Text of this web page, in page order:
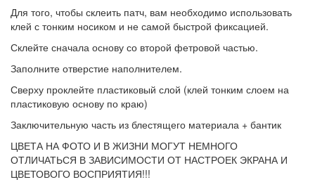
Для того, чтобы склеить патч, вам необходимо использовать
клей с тонким носиком и не самой быстрой фиксацией.
Склейте сначала основу со второй фетровой частью.
Заполните отверстие наполнителем.
Сверху проклейте пластиковый слой (клей тонким слоем на
пластиковую основу по краю)
Заключительную часть из блестящего материала + бантик
ЦВЕТА НА ФОТО И В ЖИЗНИ МОГУТ НЕМНОГО
ОТЛИЧАТЬСЯ В ЗАВИСИМОСТИ ОТ НАСТРОЕК ЭКРАНА И
ЦВЕТОВОГО ВОСПРИЯТИЯ!!!